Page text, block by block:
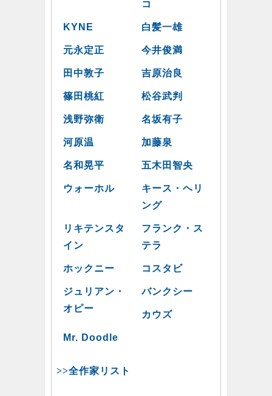
コ
KYNE 白髪一雄
元永定正 今井俊満
田中敦子 吉原治良
篠田桃紅 松谷武判
浅野弥衛 名坂有子
河原温 加藤泉
名和晃平 五木田智央
ウォーホル
キース・ヘリ
ング
リキテンスタ
イン
フランク・ス
テラ
ホックニー コスタビ
ジュリアン・
オピー
バンクシー
カウズ
Mr. Doodle
>>全作家リスト